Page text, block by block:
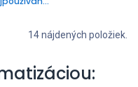
14 nájdených položiek.